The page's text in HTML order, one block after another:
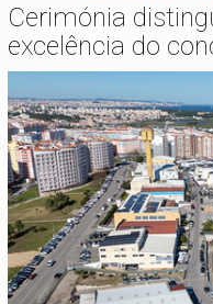
Cerimónia
excelência do